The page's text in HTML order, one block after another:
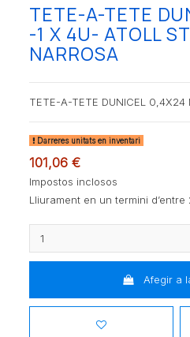
TETE-A-TETE
-1 X 4U- ATOLL
NARROSA
TETE-A-TETE DUNICEL 0,4X24
Darreres unitats en inventari
101,06 €
Impostos inclosos
Lliurament en un termini d’entre
Afegir a